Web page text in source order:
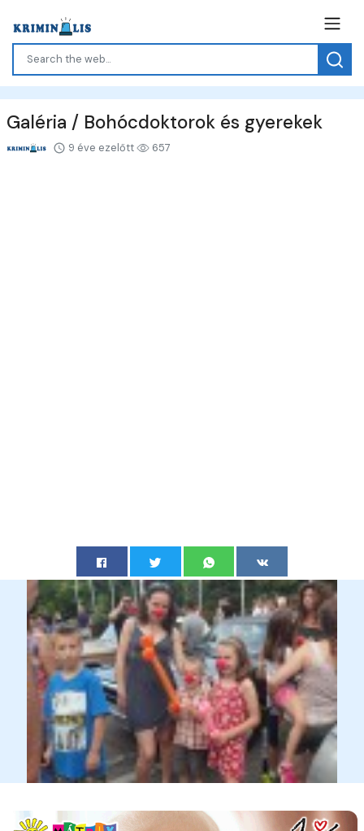
Galéria / Bohócdoktorok és gyerekek
9 éve ezelőtt 657